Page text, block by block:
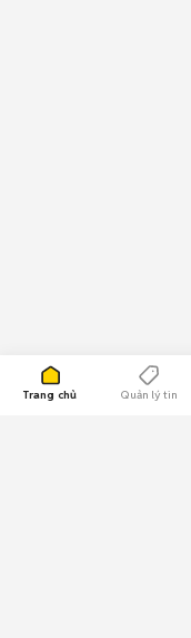
Trang chủ Quản lý tin